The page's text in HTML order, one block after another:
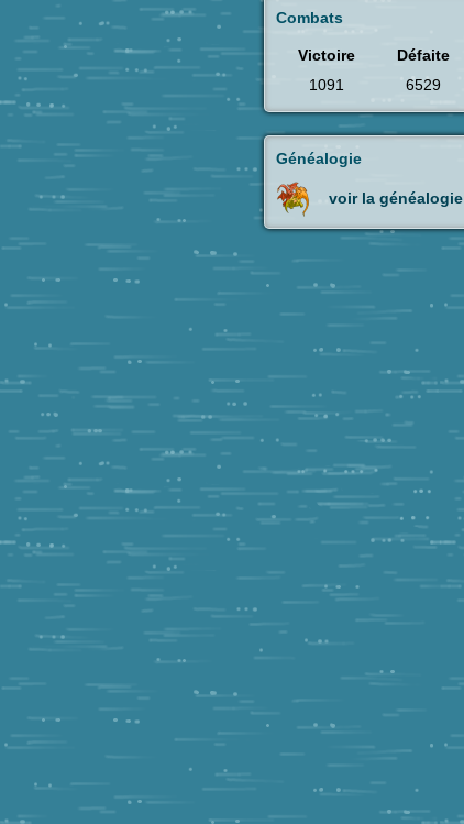
Combats
Victoire
Défaite
1091
6529
Généalogie
voir la généalogie